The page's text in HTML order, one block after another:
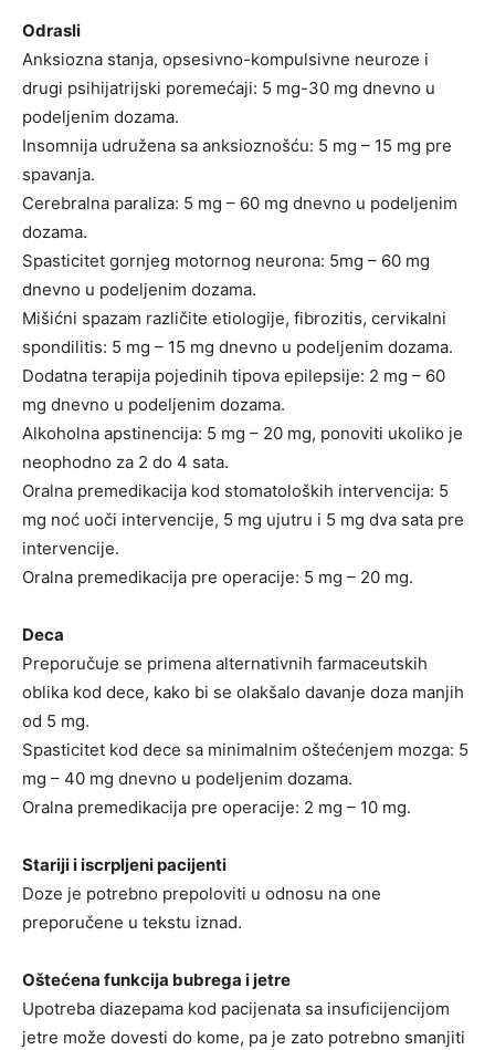
Odrasli
Anksiozna stanja, opsesivno-kompulsivne neuroze i
drugi psihijatrijski poremećaji: 5 mg-30 mg dnevno u
podeljenim dozama.
Insomnija udružena sa anksioznošću: 5 mg – 15 mg pre
spavanja.
Cerebralna paraliza: 5 mg – 60 mg dnevno u podeljenim
dozama.
Spasticitet gornjeg motornog neurona: 5mg – 60 mg
dnevno u podeljenim dozama.
Mišićni spazam različite etiologije, fibrozitis, cervikalni
spondilitis: 5 mg – 15 mg dnevno u podeljenim dozama.
Dodatna terapija pojedinih tipova epilepsije: 2 mg – 60
mg dnevno u podeljenim dozama.
Alkoholna apstinencija: 5 mg – 20 mg, ponoviti ukoliko je
neophodno za 2 do 4 sata.
Oralna premedikacija kod stomatoloških intervencija: 5
mg noć uoči intervencije, 5 mg ujutru i 5 mg dva sata pre
intervencije.
Oralna premedikacija pre operacije: 5 mg – 20 mg.
Deca
Preporučuje se primena alternativnih farmaceutskih
oblika kod dece, kako bi se olakšalo davanje doza manjih
od 5 mg.
Spasticitet kod dece sa minimalnim oštećenjem mozga: 5
mg – 40 mg dnevno u podeljenim dozama.
Oralna premedikacija pre operacije: 2 mg – 10 mg.
Stariji i iscrpljeni pacijenti
Doze je potrebno prepoloviti u odnosu na one
preporučene u tekstu iznad.
Oštećena funkcija bubrega i jetre
Upotreba diazepama kod pacijenata sa insuficijencijom
jetre može dovesti do kome, pa je zato potrebno smanjiti